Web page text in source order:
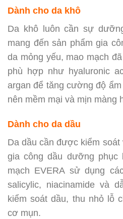
Dành cho da khô
Da khô luôn cần sự
mang đến sản phẩm gia
da mỏng yếu, mao mạch
phù hợp như hyaluronic
argan để tăng cường độ
nên mềm mại và mịn màng
Dành cho da dầu
Da dầu cần được kiểm soát
gia công dầu dưỡng phục
mạch EVERA sử dụng
salicylic, niacinamide và
kiểm soát dầu, thu nhỏ lỗ
cơ mụn.